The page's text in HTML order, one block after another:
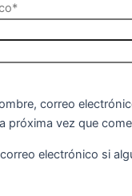
correo
próxima vez que
electrónico si